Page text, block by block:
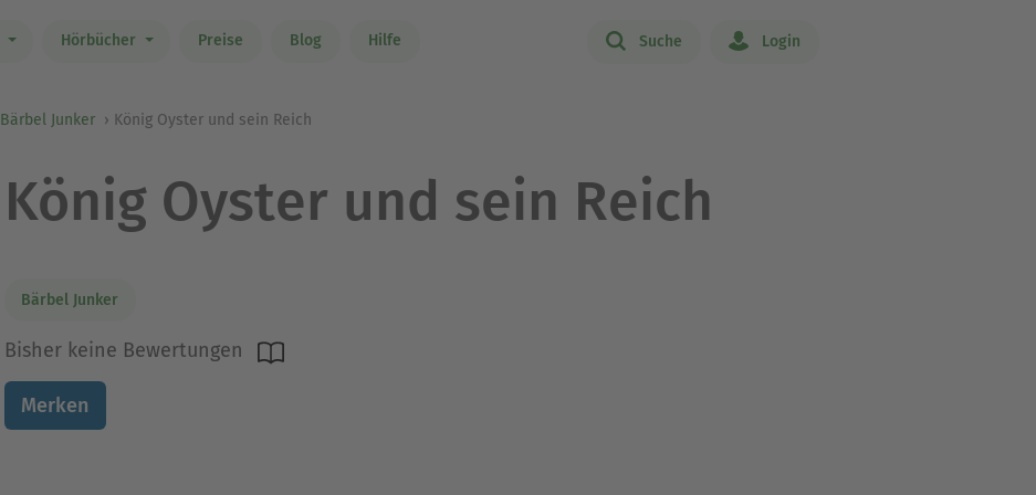
Hörbücher Preise Blog Hilfe Suche Login
Bärbel Junker König Oyster und sein Reich
König Oyster und sein Reich
Bärbel Junker
Bisher keine Bewertungen
Merken